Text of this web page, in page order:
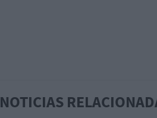
NOTICIAS